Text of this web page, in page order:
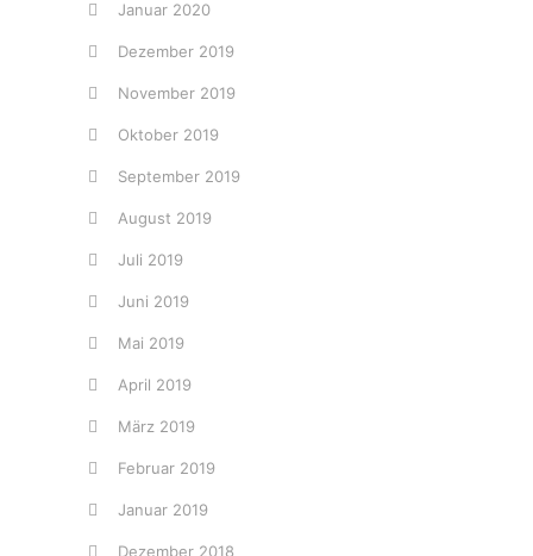
Januar 2020
Dezember 2019
November 2019
Oktober 2019
September 2019
August 2019
Juli 2019
Juni 2019
Mai 2019
April 2019
März 2019
Februar 2019
Januar 2019
Dezember 2018